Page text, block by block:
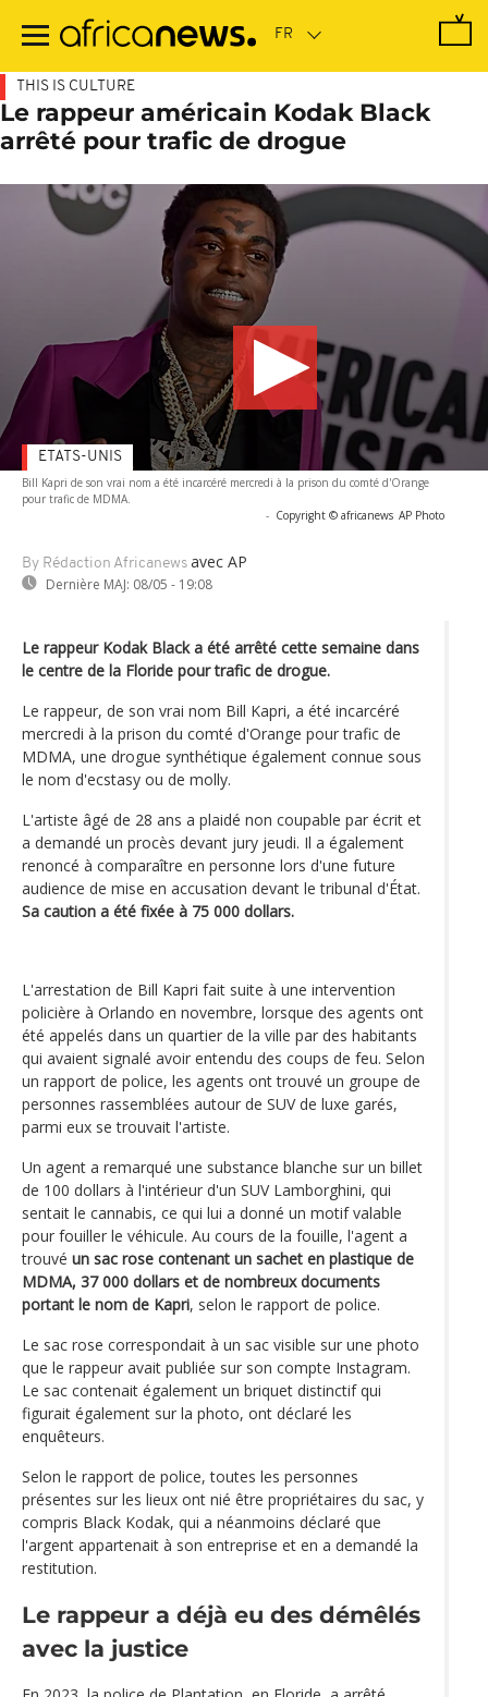
contenu
THIS IS CULTURE
Le rappeur américain Kodak Black
arrêté pour trafic de drogue
Bill Kapri de son vrai nom a été incarcéré mercredi à la prison du comté d'Orange
pour trafic de MDMA.
- Copyright © africanews AP Photo
By Rédaction Africanews avec AP
Dernière MAJ: 08/05 - 19:08
ETATS-UNIS
Le rappeur Kodak Black a été arrêté cette semaine dans
le centre de la Floride pour trafic de drogue.
Le rappeur, de son vrai nom Bill Kapri, a été incarcéré
mercredi à la prison du comté d'Orange pour trafic de
MDMA, une drogue synthétique également connue sous
le nom d'ecstasy ou de molly.
L'artiste âgé de 28 ans a plaidé non coupable par écrit et
a demandé un procès devant jury jeudi. Il a également
renoncé à comparaître en personne lors d'une future
audience de mise en accusation devant le tribunal d'État.
Sa caution a été fixée à 75 000 dollars.
L'arrestation de Bill Kapri fait suite à une intervention
policière à Orlando en novembre, lorsque des agents ont
été appelés dans un quartier de la ville par des habitants
qui avaient signalé avoir entendu des coups de feu. Selon
un rapport de police, les agents ont trouvé un groupe de
personnes rassemblées autour de SUV de luxe garés,
parmi eux se trouvait l'artiste.
Un agent a remarqué une substance blanche sur un billet
de 100 dollars à l'intérieur d'un SUV Lamborghini, qui
sentait le cannabis, ce qui lui a donné un motif valable
pour fouiller le véhicule. Au cours de la fouille, l'agent a
trouvé un sac rose contenant un sachet en plastique de
MDMA, 37 000 dollars et de nombreux documents
portant le nom de Kapri, selon le rapport de police.
Le sac rose correspondait à un sac visible sur une photo
que le rappeur avait publiée sur son compte Instagram.
Le sac contenait également un briquet distinctif qui
figurait également sur la photo, ont déclaré les
enquêteurs.
Selon le rapport de police, toutes les personnes
présentes sur les lieux ont nié être propriétaires du sac, y
compris Black Kodak, qui a néanmoins déclaré que
l'argent appartenait à son entreprise et en a demandé la
restitution.
Le rappeur a déjà eu des démêlés
avec la justice